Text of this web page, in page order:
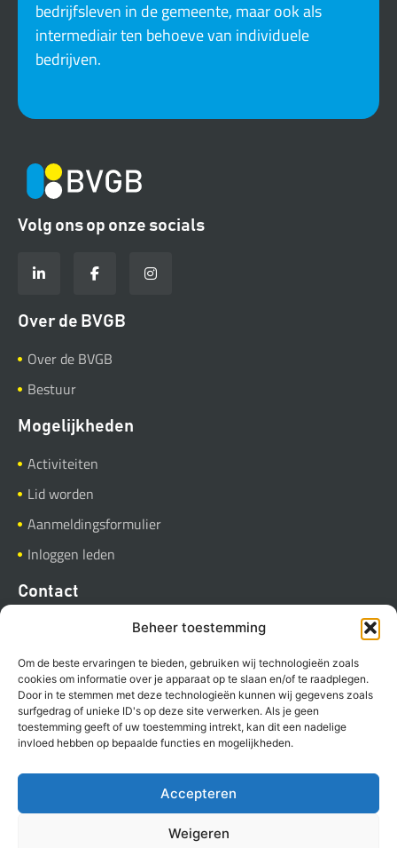
Beheer toestemming
Om de beste ervaringen te bieden, gebruiken wij technologieën zoals
cookies om informatie over je apparaat op te slaan en/of te raadplegen.
Door in te stemmen met deze technologieën kunnen wij gegevens zoals
surfgedrag of unieke ID's op deze site verwerken. Als je geen
toestemming geeft of uw toestemming intrekt, kan dit een nadelige
invloed hebben op bepaalde functies en mogelijkheden.
Accepteren
Weigeren
bedrijfsleven in de gemeente, maar ook als
intermediair ten behoeve van individuele
bedrijven.
Volg ons op onze socials
Over de BVGB
Over de BVGB
Bestuur
Mogelijkheden
Activiteiten
Lid worden
Aanmeldingsformulier
Inloggen leden
Contact
9781 AC Bedum
Stuur een E-mail